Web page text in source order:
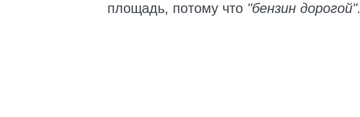
площадь, потому что "бензин дорогой".